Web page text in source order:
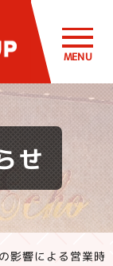
MENU
せ
影響による営業時